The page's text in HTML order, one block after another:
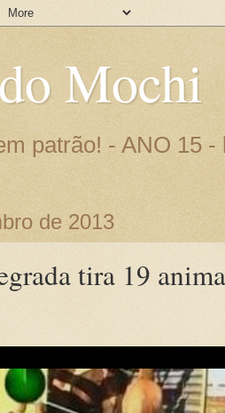
Mochi
patrão! - ANO 15
de 2013
tira 19